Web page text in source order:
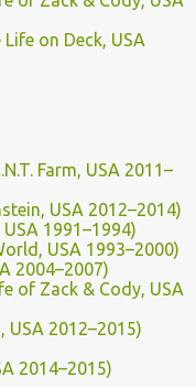
on Deck, USA
Farm, USA 2011–
USA 2012–2014)
1991–1994)
USA 1993–2000)
2004–2007)
of Zack & Cody, USA
2012–2015)
2014–2015)